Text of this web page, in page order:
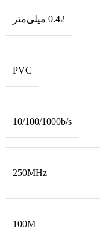
0.42 میلی‌متر
PVC
10/100/1000b/s
250MHz
100M